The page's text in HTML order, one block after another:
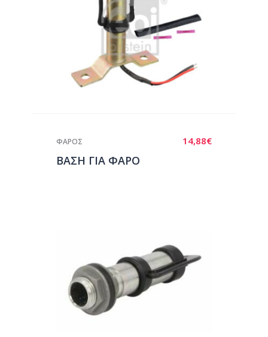
14,88€
ΦΑΡΟΣ
ΒΑΣΗ ΓΙΑ ΦΑΡΟ